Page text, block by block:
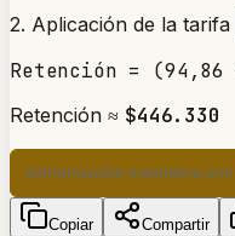
2. Aplicación de la tarifa
Retención = (94,86
Retención ≈ $446.330
⚖️Información orientativa
Copiar Compartir